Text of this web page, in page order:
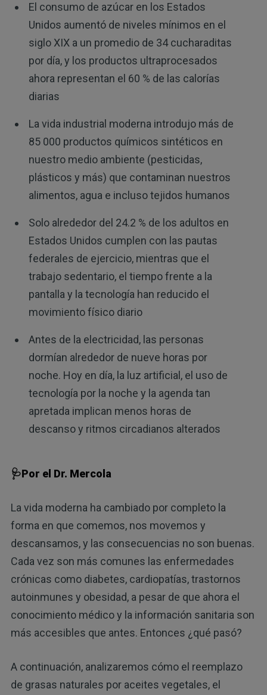
El consumo de azúcar en los Estados
Unidos aumentó de niveles mínimos en el
siglo XIX a un promedio de 34 cucharaditas
por día, y los productos ultraprocesados
ahora representan el 60 % de las calorías
diarias
La vida industrial moderna introdujo más de
85 000 productos químicos sintéticos en
nuestro medio ambiente (pesticidas,
plásticos y más) que contaminan nuestros
alimentos, agua e incluso tejidos humanos
Solo alrededor del 24.2 % de los adultos en
Estados Unidos cumplen con las pautas
federales de ejercicio, mientras que el
trabajo sedentario, el tiempo frente a la
pantalla y la tecnología han reducido el
movimiento físico diario
Antes de la electricidad, las personas
dormían alrededor de nueve horas por
noche. Hoy en día, la luz artificial, el uso de
tecnología por la noche y la agenda tan
apretada implican menos horas de
descanso y ritmos circadianos alterados
🩺Por el Dr. Mercola
La vida moderna ha cambiado por completo la
forma en que comemos, nos movemos y
descansamos, y las consecuencias no son buenas.
Cada vez son más comunes las enfermedades
crónicas como diabetes, cardiopatías, trastornos
autoinmunes y obesidad, a pesar de que ahora el
conocimiento médico y la información sanitaria son
más accesibles que antes. Entonces ¿qué pasó?
A continuación, analizaremos cómo el reemplazo
de grasas naturales por aceites vegetales, el